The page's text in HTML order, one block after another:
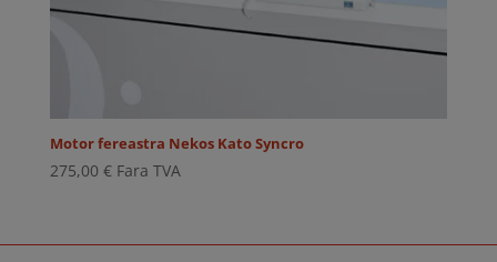
Motor fereastra Nekos Kato Syncro
275,00 € Fara TVA